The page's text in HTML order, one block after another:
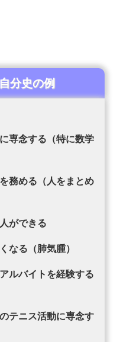
分史の例
専念する（特に数学
務める（人をまとめ
ができる
なる（肺気腫）
ルバイトを経験する
テニス活動に専念す